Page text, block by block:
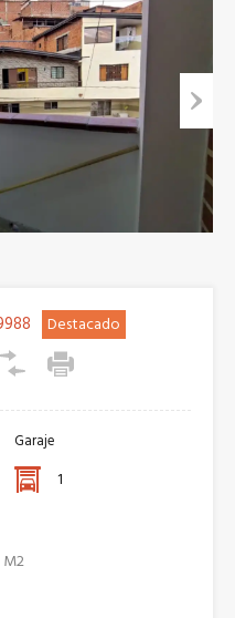
Next
Destacado
Garaje
1
M2